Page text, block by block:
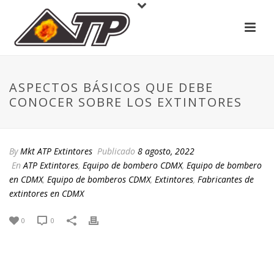
ASPECTOS BÁSICOS QUE DEBE
CONOCER SOBRE LOS EXTINTORES
ByMkt ATP Extintores Publicado 8 agosto, 2022
EnATP Extintores, Equipo de bombero CDMX, Equipo de bombero
en CDMX, Equipo de bomberos CDMX, Extintores, Fabricantes de
extintores en CDMX
0 0